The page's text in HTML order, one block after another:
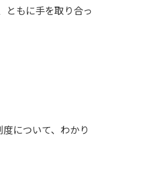
ともに手を取り合っ
について、わかり